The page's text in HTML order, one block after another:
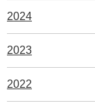
2024
2023
2022